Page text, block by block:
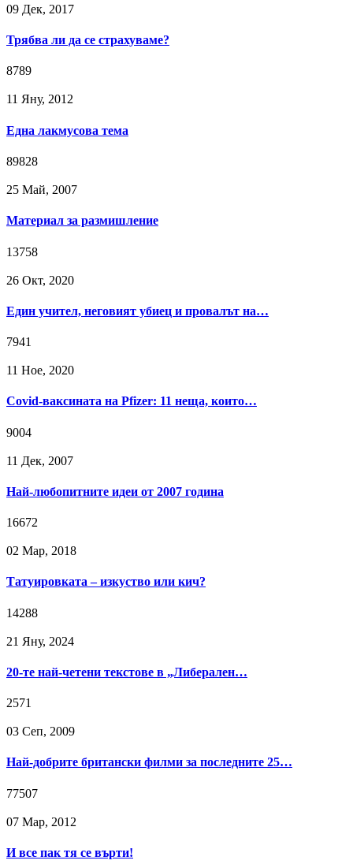
09 Дек, 2017
Трябва ли да се страхуваме?
8789
11 Яну, 2012
Една лакмусова тема
89828
25 Май, 2007
Материал за размишление
13758
26 Окт, 2020
Един учител, неговият убиец и провалът на…
7941
11 Ное, 2020
Covid-ваксината на Pfizer: 11 неща, които…
9004
11 Дек, 2007
Най-любопитните идеи от 2007 година
16672
02 Мар, 2018
Татуировката – изкуство или кич?
14288
21 Яну, 2024
20-те най-четени текстове в „Либерален…
2571
03 Сeп, 2009
Най-добрите британски филми за последните 25…
77507
07 Мар, 2012
И все пак тя се върти!